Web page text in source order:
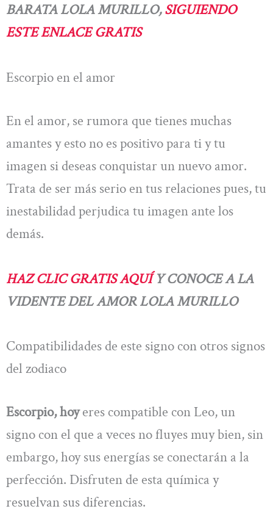
BARATA LOLA MURILLO,SIGUIENDO
ESTE ENLACE GRATIS
Escorpio en el amor
En el amor, se rumora que tienes muchas
amantes y esto no es positivo para ti y tu
imagen si deseas conquistar un nuevo amor.
Trata de ser más serio en tus relaciones pues, tu
inestabilidad perjudica tu imagen ante los
demás.
HAZ CLIC GRATIS AQUÍY CONOCE A LA
VIDENTE DEL AMOR LOLA MURILLO
Compatibilidades de este signo con otros signos
del zodiaco
Escorpio, hoyeres compatible con Leo, un
signo con el que a veces no fluyes muy bien, sin
embargo, hoy sus energías se conectarán a la
perfección. Disfruten de esta química y
resuelvan sus diferencias.